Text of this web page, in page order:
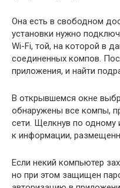
Она есть в свободном
установки нужно
Wi-Fi, той, на которой в
соединенных компов.
приложения, и найти
В открывшемся окне
обнаружены все компы,
сети. Щелкнув по одному
к информации,
Если некий компьютер
но при этом защищен